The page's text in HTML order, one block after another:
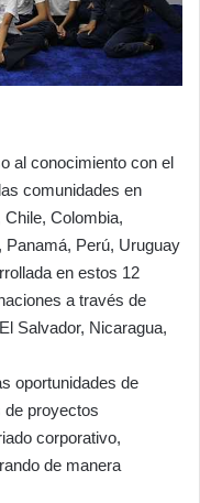
al conocimiento con el
comunidades en
Colombia,
Panamá, Perú, Uruguay
en estos 12
a través de
Salvador, Nicaragua,
oportunidades de
de proyectos
corporativo,
de manera